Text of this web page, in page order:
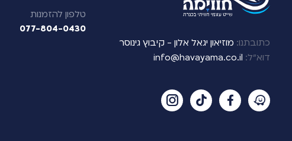
כתובתנו: מוזיאון יגאל אלון - קיבוץ גינוסר
דוא”ל: info@havayama.co.il
טלפון להזמנות
077-804-0430